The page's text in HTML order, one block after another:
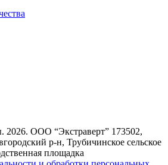
2026. ООО “Экстраверт” 173502,
р-н, Трубичинское сельское
площадка